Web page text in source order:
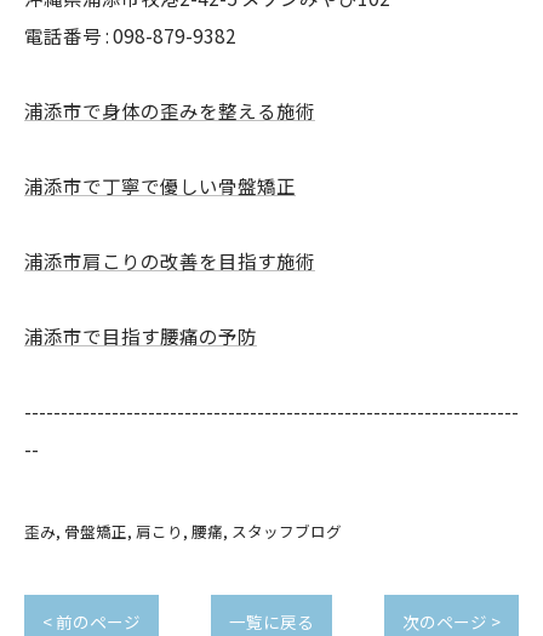
電話番号 : 098-879-9382
浦添市で身体の歪みを整える施術
浦添市で丁寧で優しい骨盤矯正
浦添市肩こりの改善を目指す施術
浦添市で目指す腰痛の予防
--------------------------------------------------------------------
--
歪み 骨盤矯正 肩こり 腰痛 スタッフブログ
< 前のページ 一覧に戻る 次のページ >